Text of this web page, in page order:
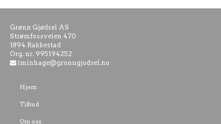
Grønn Gjødsel AS
Strømfossveien 470
1894 Rakkestad
Org. nr. 995194252
iminhage@gronngjodsel.no
Hjem
Tilbud
Om oss